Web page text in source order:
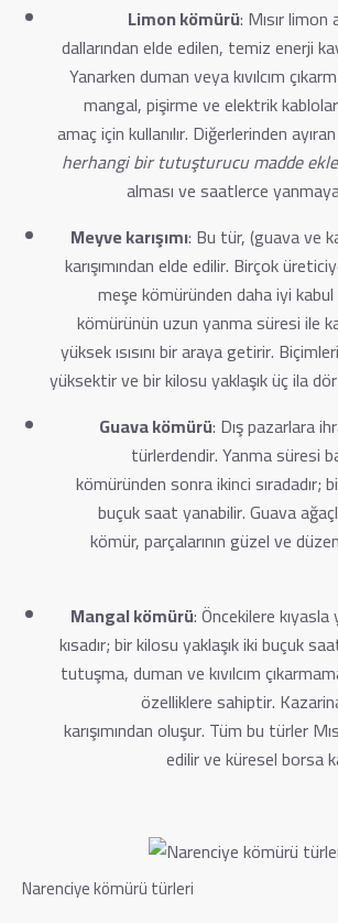
Limon kömürü: Mısır limon
dallarından elde edilen, temiz enerji
Yanarken duman veya kıvılcım
mangal, pişirme ve elektrik
amaç için kullanılır. Diğerlerinden
herhangi bir tutuşturucu madde
alması ve saatlerce
Meyve karışımı: Bu tür, (guava ve
karışımından elde edilir. Birçok
meşe kömüründen daha iyi
kömürünün uzun yanma süresi ile
yüksek ısısını bir araya getirir.
yüksektir ve bir kilosu yaklaşık üç ila
Guava kömürü: Dış pazarlara
türlerdendir. Yanma süresi
kömüründen sonra ikinci sıradadır;
buçuk saat yanabilir. Guava
kömür, parçalarının güzel ve
Mangal kömürü: Öncekilere
kısadır; bir kilosu yaklaşık iki buçuk
tutuşma, duman ve kıvılcım
özelliklere sahiptir.
karışımından oluşur. Tüm bu türler
edilir ve küresel borsa
Narenciye kömürü türleri